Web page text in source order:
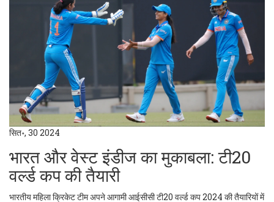
सित॰, 30 2024
भारत और वेस्ट इंडीज का मुकाबला: टी20
वर्ल्ड कप की तैयारी
भारतीय महिला क्रिकेट टीम अपने आगामी आईसीसी टी20 वर्ल्ड कप 2024 की तैयारियों में